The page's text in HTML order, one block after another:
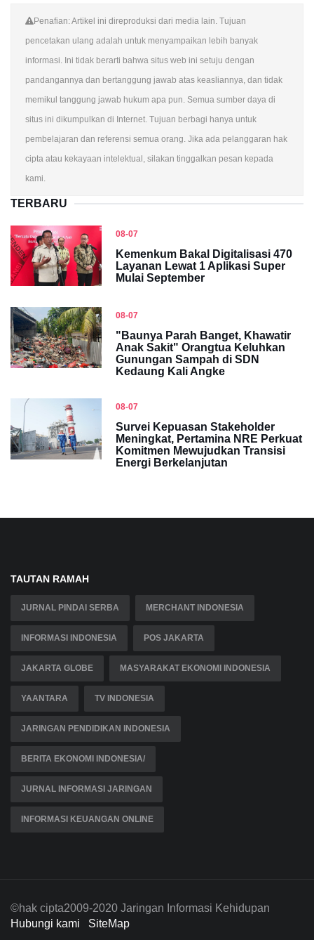
Penafian: Artikel ini direproduksi dari media lain. Tujuan
pencetakan ulang adalah untuk menyampaikan lebih banyak
informasi. Ini tidak berarti bahwa situs web ini setuju dengan
pandangannya dan bertanggung jawab atas keasliannya, dan tidak
memikul tanggung jawab hukum apa pun. Semua sumber daya di
situs ini dikumpulkan di Internet. Tujuan berbagi hanya untuk
pembelajaran dan referensi semua orang. Jika ada pelanggaran hak
cipta atau kekayaan intelektual, silakan tinggalkan pesan kepada
kami.
TERBARU
08-07
Kemenkum Bakal Digitalisasi 470
Layanan Lewat 1 Aplikasi Super
Mulai September
08-07
"Baunya Parah Banget, Khawatir
Anak Sakit" Orangtua Keluhkan
Gunungan Sampah di SDN
Kedaung Kali Angke
08-07
Survei Kepuasan Stakeholder
Meningkat, Pertamina NRE Perkuat
Komitmen Mewujudkan Transisi
Energi Berkelanjutan
TAUTAN RAMAH
JURNAL PINDAI SERBA MERCHANT INDONESIA
INFORMASI INDONESIA POS JAKARTA
JAKARTA GLOBE MASYARAKAT EKONOMI INDONESIA
YAANTARA TV INDONESIA
JARINGAN PENDIDIKAN INDONESIA
BERITA EKONOMI INDONESIA/
JURNAL INFORMASI JARINGAN
INFORMASI KEUANGAN ONLINE
©hak cipta2009-2020 Jaringan Informasi Kehidupan
Hubungi kami
SiteMap